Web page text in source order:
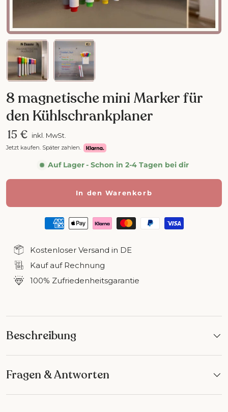
8 magnetische mini Marker für
den Kühlschrankplaner
15 € inkl. MwSt.
Jetzt kaufen. Später zahlen.
Auf Lager- Schon in 2-4 Tagen bei dir
In den Warenkorb
Kostenloser Versand in DE
Kauf auf Rechnung
100% Zufriedenheitsgarantie
Beschreibung
Fragen & Antworten